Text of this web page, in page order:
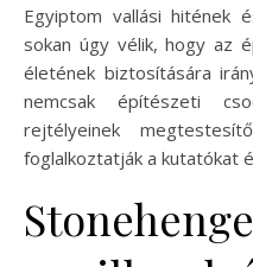
Egyiptom vallási hitének
sokan úgy vélik, hogy az
életének biztosítására
nemcsak építészeti
rejtélyeinek
foglalkoztatják a kutatókat